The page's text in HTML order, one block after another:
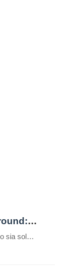
Viterbo Underground: alla scoperta di un mondo sotterraneo
Se pensate che Viterbo sia solo una città di piazze storiche, chiese medievali e terme curative, preparatevi a scoprire una faccia segreta della città: il suo sottosuolo, ricco di misteri, leggende e storia dimenticata. Viterbo, infatti, non è solo la “Città dei Papi” – ma è anche una delle città italiane che custodisce un labirinto […]